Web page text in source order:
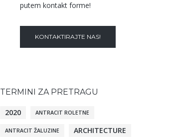
putem kontakt forme!
KONTAKTIRAJTE NAS!
TERMINI ZA PRETRAGU
2020 ANTRACIT ROLETNE
ANTRACIT ŽALUZINE ARCHITECTURE